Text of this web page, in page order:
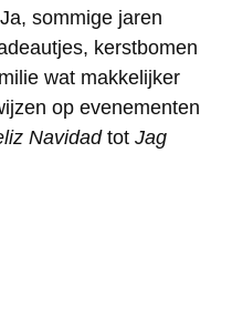
sommige jaren
kerstbomen
wat makkelijker
op evenementen
Navidadtot Jag